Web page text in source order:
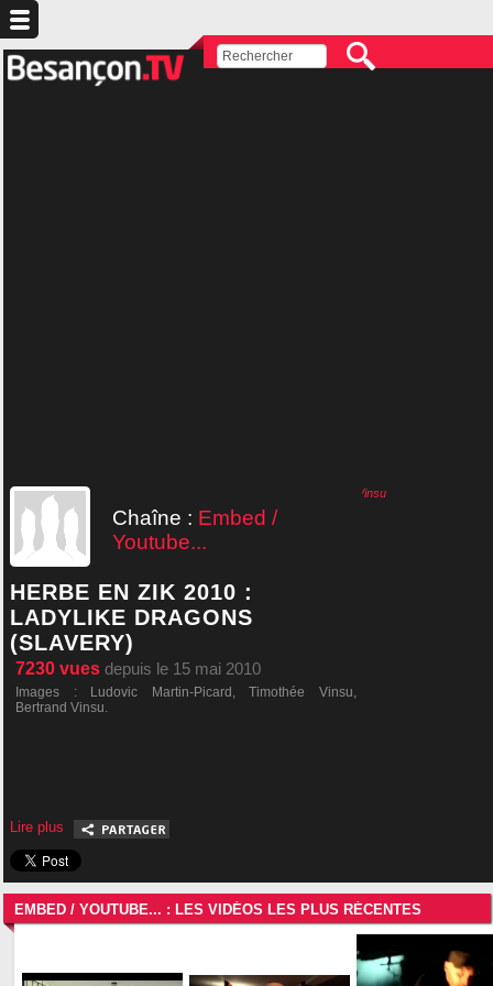
LADYLIKE DRAGONS (Slavery) : Herbe en Zik 2010 BertrandVinsu
Chaîne : Embed /
Youtube...
HERBE EN ZIK 2010 :
LADYLIKE DRAGONS
(SLAVERY)
7230 vues depuis le 15 mai 2010
Images : Ludovic Martin-Picard, Timothée Vinsu,
Bertrand Vinsu.
Lire plus
EMBED / YOUTUBE... : LES VIDÉOS LES PLUS RÉCENTES